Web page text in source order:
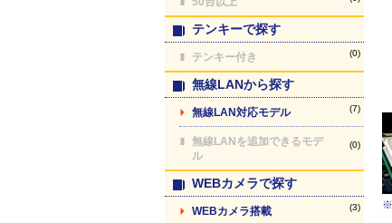
テンキーで探す
テンキー付き (0)
無線LANから探す
無線LAN対応モデル (7)
無線LANを追加できるモデ
ル
(0)
WEBカメラで探す
WEBカメラ搭載 (3) ※